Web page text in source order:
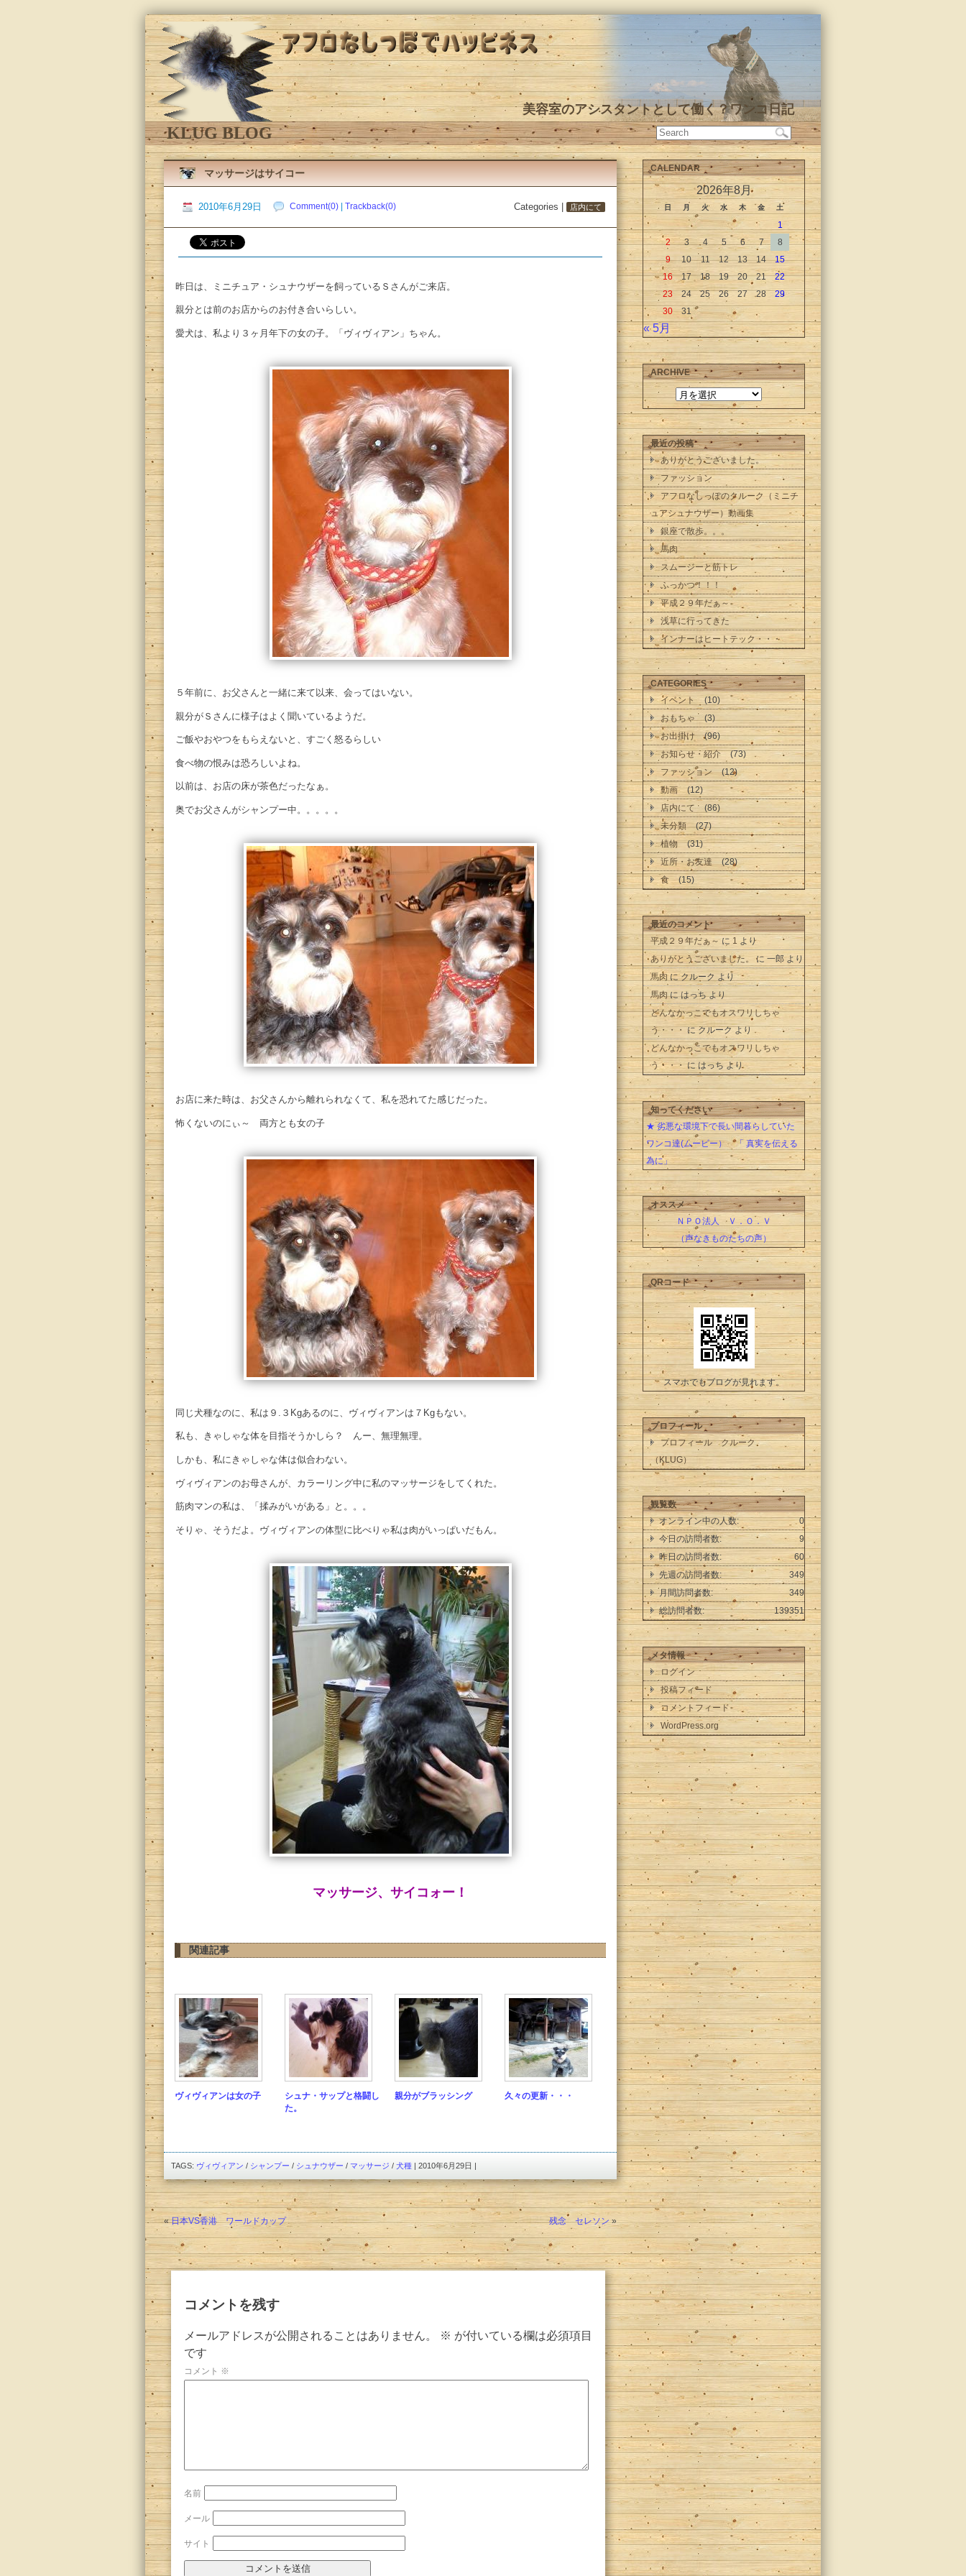
美容室のアシスタントとして働く？ワンコ日記
KLUG BLOG
マッサージはサイコー
2010年6月29日 Comment(0) Trackback(0) Categories | 店内にて
昨日は、ミニチュア・シュナウザーを飼っているＳさんがご来店。
親分とは前のお店からのお付き合いらしい。
愛犬は、私より３ヶ月年下の女の子。「ヴィヴィアン」ちゃん。
５年前に、お父さんと一緒に来て以来、会ってはいない。
親分がＳさんに様子はよく聞いているようだ。
ご飯やおやつをもらえないと、すごく怒るらしい
食べ物の恨みは恐ろしいよね。
以前は、お店の床が茶色だったなぁ。
奥でお父さんがシャンプー中。。。。。
お店に来た時は、お父さんから離れられなくて、私を恐れてた感じだった。
怖くないのにぃ～ 両方とも女の子
同じ犬種なのに、私は９.３Kgあるのに、ヴィヴィアンは７Kgもない。
私も、きゃしゃな体を目指そうかしら？ んー、無理無理。
しかも、私にきゃしゃな体は似合わない。
ヴィヴィアンのお母さんが、カラーリング中に私のマッサージをしてくれた。
筋肉マンの私は、「揉みがいがある」と。。。
そりゃ、そうだよ。ヴィヴィアンの体型に比べりゃ私は肉がいっぱいだもん。
マッサージ、サイコォー！
関連記事
ヴィヴィアンは女の子
シュナ・サップと格闘し
た。
親分がブラッシング 久々の更新・・・
TAGS: ヴィヴィアン / シャンプー / シュナウザー / マッサージ / 犬種 | 2010年6月29日 |
«日本VS香港 ワールドカップ 残念 セレソン»
コメントを残す
メールアドレスが公開されることはありません。 ※ が付いている欄は必須項目
です
コメント ※
名前
メール
サイト
CALENDAR
2026年8月
日 月 火 水 木 金 土
1
2
3 4 5 6 7
8
9
10 11 12 13 14
15
16
17 18 19 20 21
22
23
24 25 26 27 28
29
30
31
« 5月
ARCHIVE
最近の投稿
ありがとうございました。
ファッション
アフロなしっぽのクルーク（ミニチ
ュアシュナウザー）動画集
銀座で散歩。。。
馬肉
スムージーと筋トレ
ふっかつ！！！
平成２９年だぁ～
浅草に行ってきた
インナーはヒートテック・・・
CATEGORIES
イベント
(10)
おもちゃ
(3)
お出掛け
(96)
お知らせ・紹介
(73)
ファッション
(12)
動画
(12)
店内にて
(86)
未分類
(27)
植物
(31)
近所・お友達
(28)
食
(15)
最近のコメント
平成２９年だぁ～ に 1
より
ありがとうございました。
に 一郎 より
馬肉に クルーク より
馬肉にはっちより
どんなかっこでもオスワリしちゃ
う・・・にクルークより
どんなかっこでもオスワリしちゃ
う・・・
に はっち より
知ってください
★ 劣悪な環境下で長い間暮らしていた
ワンコ達(ムービー） 「 真実を伝える
為に」
オススメ
ＮＰＯ法人 Ｖ．Ｏ．Ｖ
（声なきものたちの声）
QRコード
スマホでもブログが見れます。
プロフィール
プロフィール クルーク
（KLUG）
観覧数
0
オンライン中の人数:
9
今日の訪問者数:
60
昨日の訪問者数:
349
先週の訪問者数:
349
月間訪問者数:
139351
総訪問者数:
メタ情報
ログイン
投稿フィード
コメントフィード
WordPress.org